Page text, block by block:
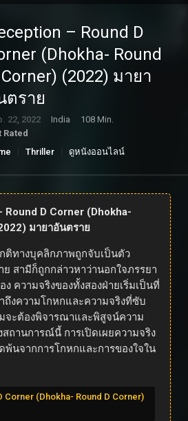
– Round D
(Dhokha- Round
Corner) (2022) มายา
ตราย
22, 2022 India
108 Min.
Rated
Thriller ดูหนังออนไลน์
Round D Corner (Dhokha-
มายาอันตราย
ทางบุคลิกภาพถูกจับเป็นตัว
สามีก็ถูกกล่าวหาว่านอกใจภรรยา
ง ความจริงของทั้งสองฝ่ายเริ่มเป็นที่
าถึงความโกหกและความจริงที่ซับ
จะต้องพิจารณาและพิสูจน์ความ
ถานการณ์นี้ การเปิดเผยความจริง
พ้นจากการโกหกและการของใจใน
Corner (Dhokha- Round D Corner)